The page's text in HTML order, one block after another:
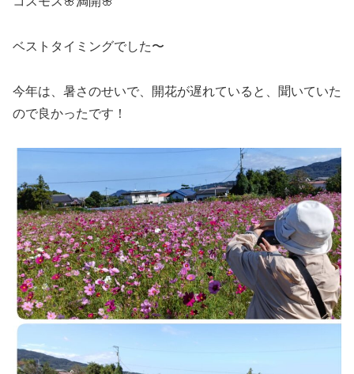
ベストタイミングでした〜
今年は、暑さのせいで、開花が遅れていると、聞いていた
ので良かったです！